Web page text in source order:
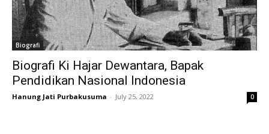
Biografi
Biografi Ki Hajar Dewantara, Bapak
Pendidikan Nasional Indonesia
Hanung Jati Purbakusuma - July 25, 2022 0